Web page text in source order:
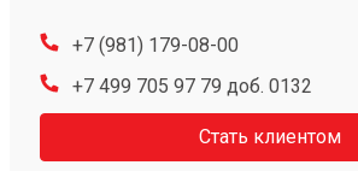
+7 (981) 179-08-00
+7 499 705 97 79 доб. 0132
Стать клиентом